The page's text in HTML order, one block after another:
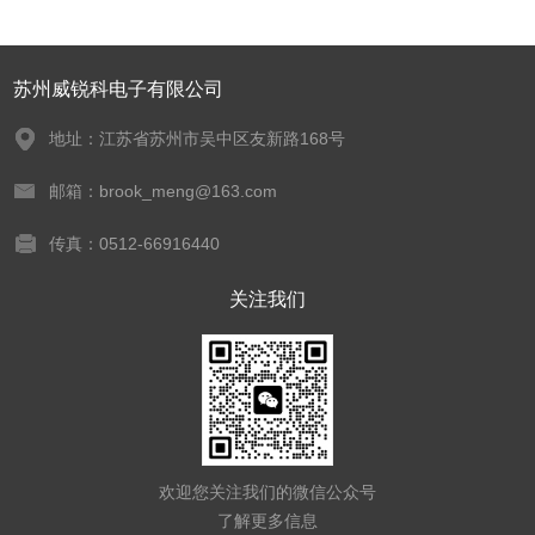
苏州威锐科电子有限公司
地址：江苏省苏州市吴中区友新路168号
邮箱：brook_meng@163.com
传真：0512-66916440
关注我们
欢迎您关注我们的微信公众号
了解更多信息